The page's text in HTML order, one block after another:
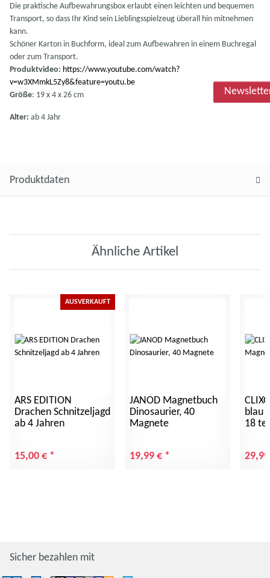
Die praktische Aufbewahrungsbox erlaubt einen leichten und bequemen
Transport, so dass Ihr Kind sein Lieblingsspielzeug überall hin mitnehmen
kann.
Schöner Karton in Buchform, ideal zum Aufbewahren in einem Buchregal
oder zum Transport.
Produktvideo: https://www.youtube.com/watch?
v=w3XMmkL5Zy8&feature=youtu.be
Größe: 19 x 4 x 26 cm
Alter: ab 4 Jahr
Produktdaten
Ähnliche Artikel
AUSVERKAUFT
ARS EDITION
Drachen Schnitzeljagd
ab 4 Jahren
15,00 € *
JANOD Magnetbuch
Dinosaurier, 40
Magnete
19,99 € *
blau
18
Sicher bezahlen mit